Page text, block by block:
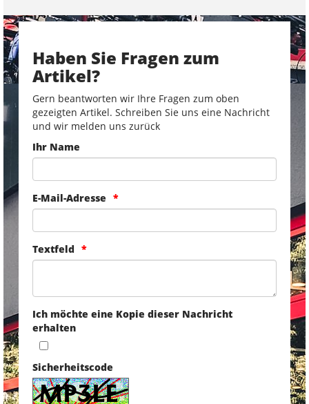
Haben Sie Fragen zum
Artikel?
Gern beantworten wir Ihre Fragen zum oben
gezeigten Artikel. Schreiben Sie uns eine Nachricht
und wir melden uns zurück
Ihr Name
E-Mail-Adresse
Textfeld
Ich möchte eine Kopie dieser Nachricht
erhalten
Sicherheitscode